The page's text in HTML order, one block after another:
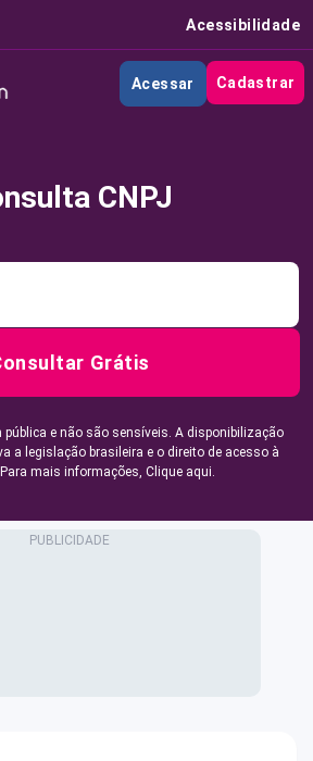
Acessibilidade
Acessar Cadastrar
CNPJ
Grátis
e não são sensíveis. A disponibilização
a legislação brasileira e o direito de acesso à
mais informações, Clique aqui.